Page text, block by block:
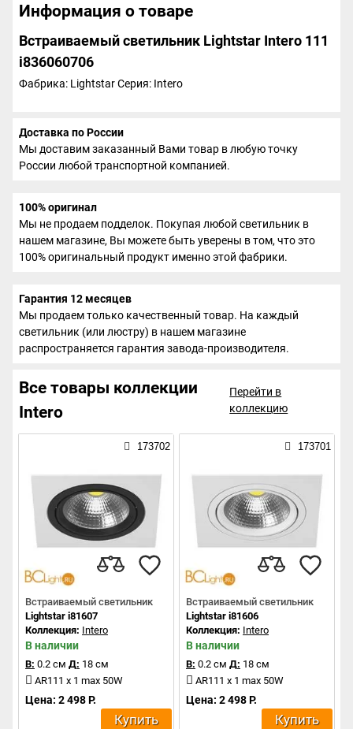
Информация о товаре
Встраиваемый светильник Lightstar Intero 111
i836060706
Фабрика: LightstarСерия: Intero
Доставка по России
Мы доставим заказанный Вами товар в любую точку
России любой транспортной компанией.
100% оригинал
Мы не продаем подделок. Покупая любой светильник в
нашем магазине, Вы можете быть уверены в том, что это
100% оригинальный продукт именно этой фабрики.
Гарантия 12 месяцев
Мы продаем только качественный товар. На каждый
светильник (или люстру) в нашем магазине
распространяется гарантия завода-производителя.
Все товары коллекции
Intero
Перейти в
коллекцию
173702
Встраиваемый светильник
Lightstar i81607
Коллекция: Intero
В наличии
В: 0.2 см Д: 18 см
AR111 x 1 max 50W
Цена: 2 498 Р.
Купить
173701
Встраиваемый светильник
Lightstar i81606
Коллекция: Intero
В наличии
В: 0.2 см Д: 18 см
AR111 x 1 max 50W
Цена: 2 498 Р.
Купить